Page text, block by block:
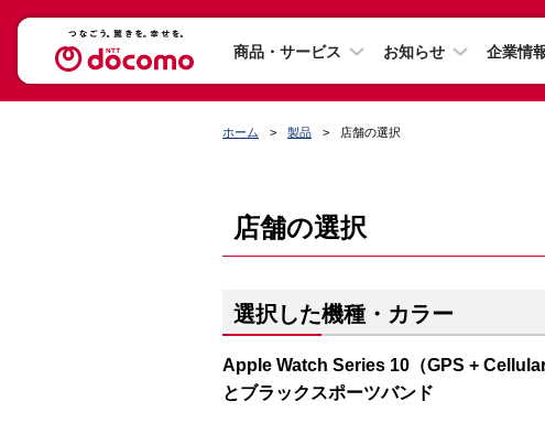
商品・サービス お知らせ 企業情
ホーム 製品 店舗の選択
店舗の選択
選択した機種・カラー
Apple Watch Series 10（GPS +
とブラックスポーツバンド